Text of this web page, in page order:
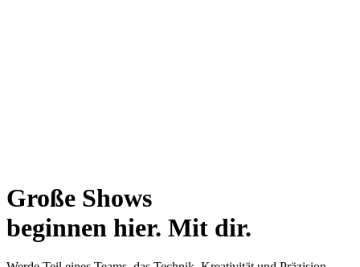
Große Shows
beginnen hier. Mit dir.